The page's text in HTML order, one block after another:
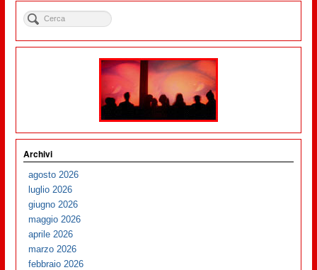
Archivi
agosto 2026
luglio 2026
giugno 2026
maggio 2026
aprile 2026
marzo 2026
febbraio 2026